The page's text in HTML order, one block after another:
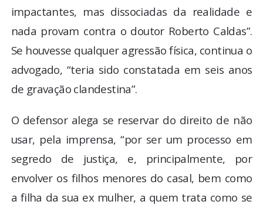
impactantes, mas dissociadas da realidade e
nada provam contra o doutor Roberto Caldas”.
Se houvesse qualquer agressão física, continua o
advogado, “teria sido constatada em seis anos
de gravação clandestina”.
O defensor alega se reservar do direito de não
usar, pela imprensa, “por ser um processo em
segredo de justiça, e, principalmente, por
envolver os filhos menores do casal, bem como
a filha da sua ex mulher, a quem trata como se